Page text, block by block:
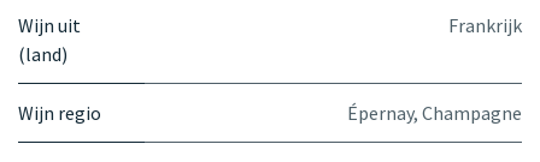
Wijn uit
(land)
Frankrijk
Wijn regio Épernay, Champagne